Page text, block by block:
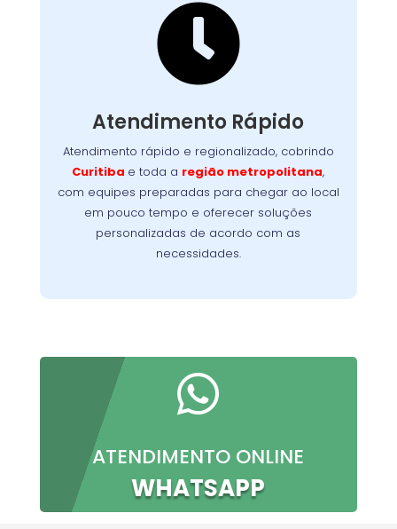

Atendimento Rápido
Atendimento rápido e regionalizado, cobrindo
Curitiba e toda a região metropolitana,
com equipes preparadas para chegar ao local
em pouco tempo e oferecer soluções
personalizadas de acordo com as
necessidades.
Suporte Ágil e Eficiente
Com equipes preparadas e logística eficiente,
chegamos até você com agilidade, em
região metropolitana
atendimento é planejado para solucionar o
problema no menor tempo possível,
minimizando a interrupção da sua rotina.
Nossa
meta é oferecer conforto, confiança e
resultados imediatos, do primeiro contato à
conclusão do serviço.

ATENDIMENTO ONLINE
WHATSAPP